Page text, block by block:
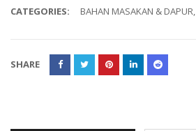
CATEGORIES: BAHAN MASAKAN & DAPUR,
SHARE